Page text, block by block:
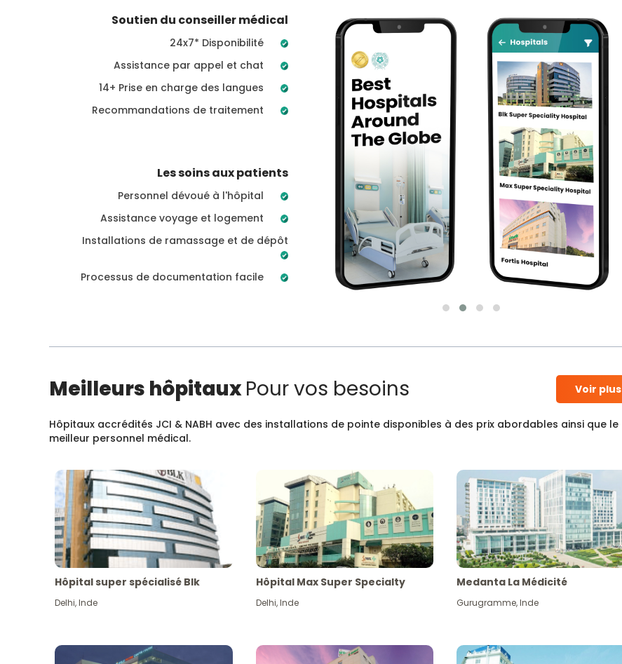
Soutien du conseiller médical
24x7* Disponibilité
Assistance par appel et chat
14+ Prise en charge des langues
Recommandations de traitement
Les soins aux patients
Personnel dévoué à l'hôpital
Assistance voyage et logement
Installations de ramassage et de dépôt
Processus de documentation facile
Meilleurs hôpitauxPour vos besoins Voir plus
Hôpitaux accrédités JCI & NABH avec des installations de pointe disponibles à des prix abordables ainsi que le
meilleur personnel médical.
Hôpital super spécialisé Blk
Delhi,Inde
Hôpital Max Super Specialty
Delhi,Inde
Medanta La Médicité
Gurugramme,Inde